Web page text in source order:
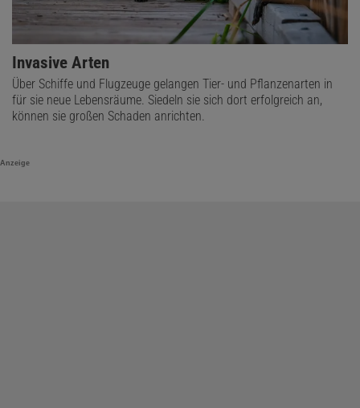
Invasive Arten
Über Schiffe und Flugzeuge gelangen Tier- und Pflanzenarten in
für sie neue Lebensräume. Siedeln sie sich dort erfolgreich an,
können sie großen Schaden anrichten.
Anzeige